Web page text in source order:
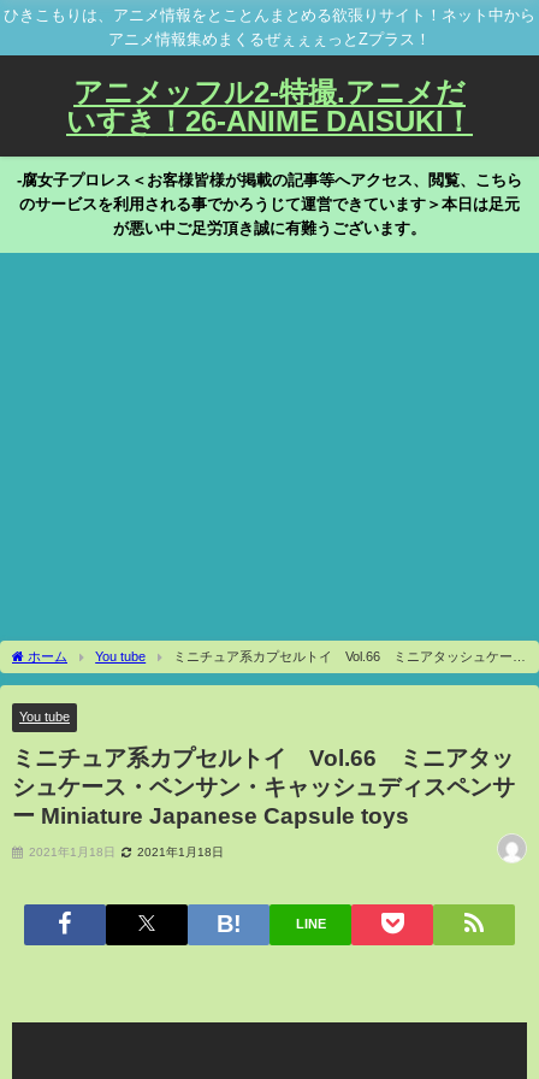
ひきこもりは、アニメ情報をとことんまとめる欲張りサイト！ネット中から
アニメ情報集めまくるぜぇぇぇっとZプラス！
アニメッフル2-特撮.アニメだ
いすき！26-ANIME DAISUKI！
-腐女子プロレス＜お客様皆様が掲載の記事等へアクセス、閲覧、こちら
のサービスを利用される事でかろうじて運営できています＞本日は足元
が悪い中ご足労頂き誠に有難うございます。
ホーム You tube
ミニチュア系カプセルトイ Vol.66 ミニアタッシュケー
ス・ベンサン・キャッシュディスペンサー Miniature Japanese Capsule toys
You tube
ミニチュア系カプセルトイ Vol.66 ミニアタッ
シュケース・ベンサン・キャッシュディスペンサ
ー Miniature Japanese Capsule toys
2021年1月18日 2021年1月18日
LINE